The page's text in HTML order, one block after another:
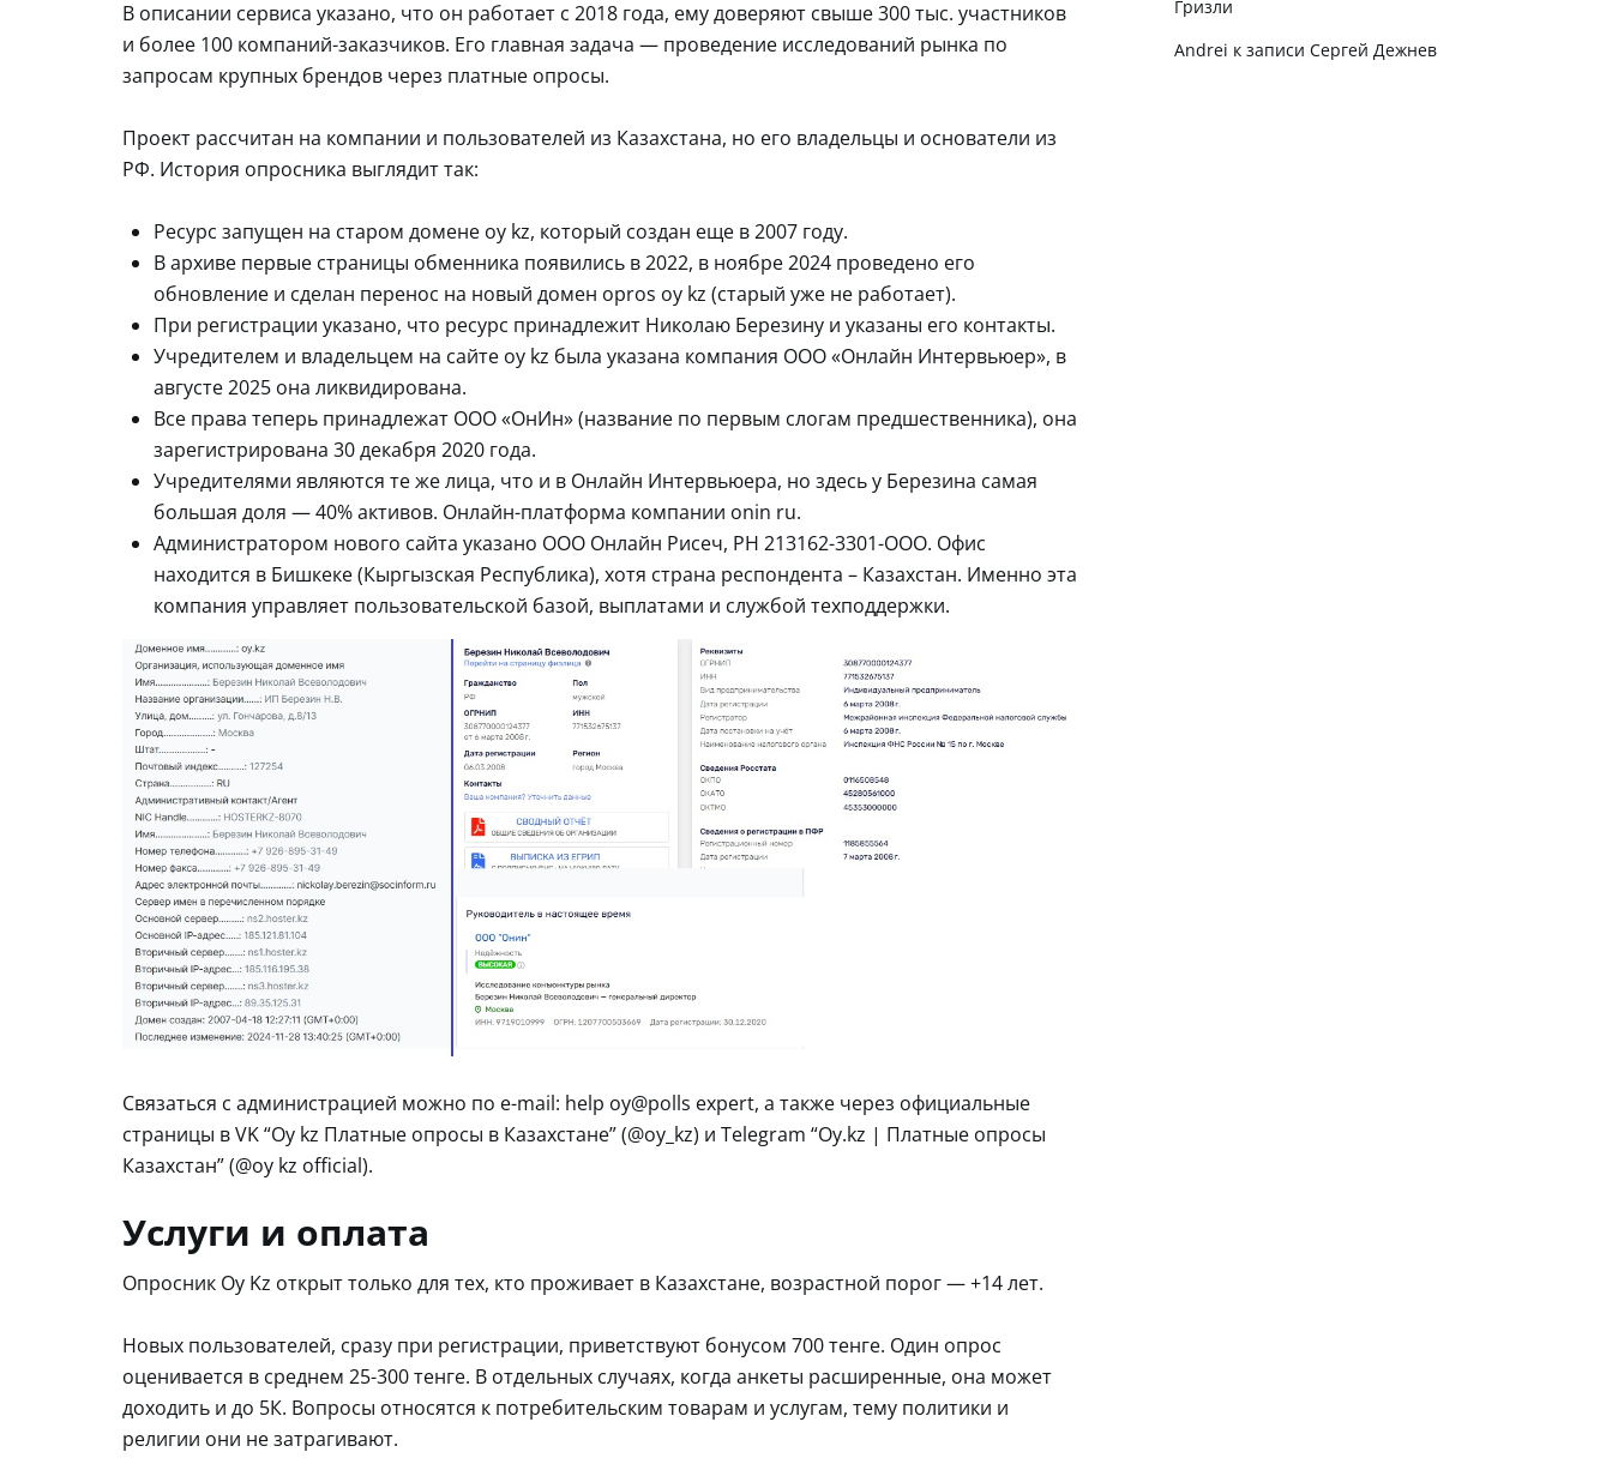
В описании сервиса указано, что он работает с 2018 года, ему доверяют свыше 300 тыс. участников
и более 100 компаний-заказчиков. Его главная задача — проведение исследований рынка по
запросам крупных брендов через платные опросы.
Проект рассчитан на компании и пользователей из Казахстана, но его владельцы и основатели из
РФ. История опросника выглядит так:
Ресурс запущен на старом домене oy kz, который создан еще в 2007 году.
В архиве первые страницы обменника появились в 2022, в ноябре 2024 проведено его
обновление и сделан перенос на новый домен opros oy kz (старый уже не работает).
При регистрации указано, что ресурс принадлежит Николаю Березину и указаны его контакты.
Учредителем и владельцем на сайте oy kz была указана компания ООО «Онлайн Интервьюер», в
августе 2025 она ликвидирована.
Все права теперь принадлежат ООО «ОнИн» (название по первым слогам предшественника), она
зарегистрирована 30 декабря 2020 года.
Учредителями являются те же лица, что и в Онлайн Интервьюера, но здесь у Березина самая
большая доля — 40% активов. Онлайн-платформа компании onin ru.
Администратором нового сайта указано ООО Онлайн Рисеч, РН 213162-3301-ООО. Офис
находится в Бишкеке (Кыргызская Республика), хотя страна респондента – Казахстан. Именно эта
компания управляет пользовательской базой, выплатами и службой техподдержки.
Связаться с администрацией можно по e-mail: help oy@polls expert, а также через официальные
страницы в VK “Oy kz Платные опросы в Казахстане” (@oy_kz) и Telegram “Oy.kz | Платные опросы
Казахстан” (@oy kz official).
Услуги и оплата
Опросник Oy Kz открыт только для тех, кто проживает в Казахстане, возрастной порог — +14 лет.
Новых пользователей, сразу при регистрации, приветствуют бонусом 700 тенге. Один опрос
оценивается в среднем 25-300 тенге. В отдельных случаях, когда анкеты расширенные, она может
доходить и до 5К. Вопросы относятся к потребительским товарам и услугам, тему политики и
религии они не затрагивают.
Гризли
Andrei к записи Сергей Дежнев